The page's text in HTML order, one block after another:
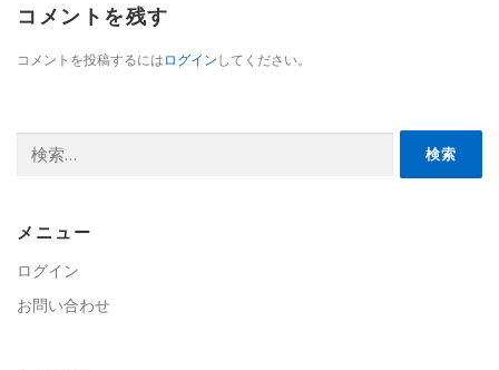
コメントを残す
コメントを投稿するにはログインしてください。
索:
メニュー
ログイン
お問い合わせ